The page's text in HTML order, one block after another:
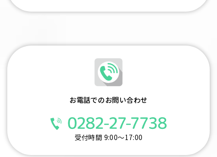
お電話でのお問い合わせ
受付時間 9:00～17:00